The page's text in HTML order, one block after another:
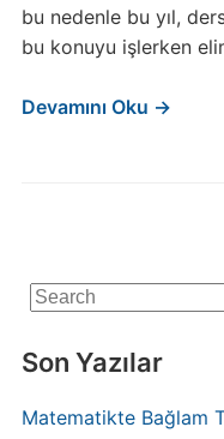
Search
for:
Son Yazılar
Matematikte Bağlam
bu nedenle bu yıl,
bu konuyu işlerken
Devamını Oku →